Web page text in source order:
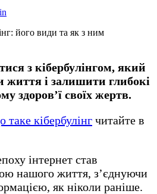
з кібербулінгом, який
життя і залишити глибокі
здоров’ї своїх жертв.
таке кібербулінг читайте в
інтернет став
нашого життя, з’єднуючи
як ніколи раніше.